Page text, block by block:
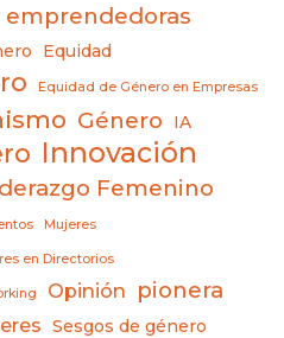
emprendedoras
Equidad
Equidad de Género en Empresas
Género IA
Innovación
Femenino
Mujeres
en Directorios
Opinión pionera
Sesgos de género